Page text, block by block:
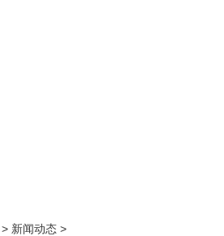
> 新闻动态 >